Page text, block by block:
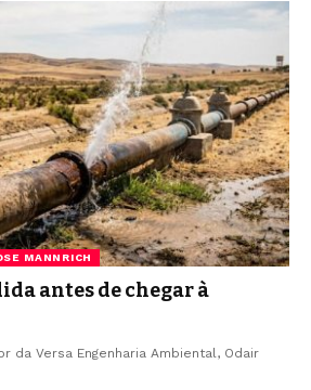
MANNRICH
antes de chegar à
da Versa Engenharia Ambiental, Odair